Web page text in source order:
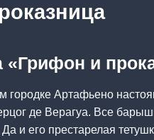
«Грифон и
городке Артафьено
де Верагуа. Все
и его престарелая